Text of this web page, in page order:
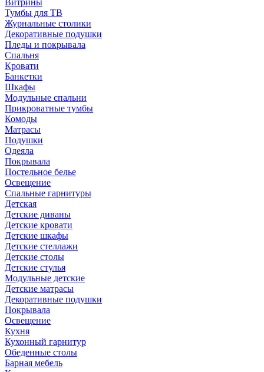
Витрины
Тумбы для ТВ
Журнальные столики
Декоративные подушки
Пледы и покрывала
Спальня
Кровати
Банкетки
Шкафы
Модульные спальни
Прикроватные тумбы
Комоды
Матрасы
Подушки
Одеяла
Покрывала
Постельное белье
Освещение
Спальные гарнитуры
Детская
Детские диваны
Детские кровати
Детские шкафы
Детские стеллажи
Детские столы
Детские стулья
Модульные детские
Детские матрасы
Декоративные подушки
Покрывала
Освещение
Кухня
Кухонный гарнитур
Обеденные столы
Барная мебель